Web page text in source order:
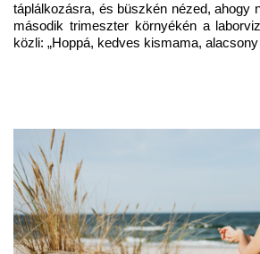
táplálkozásra, és büszkén nézed, ahogy
második trimeszter környékén a
közli: „Hoppá, kedves kismama,